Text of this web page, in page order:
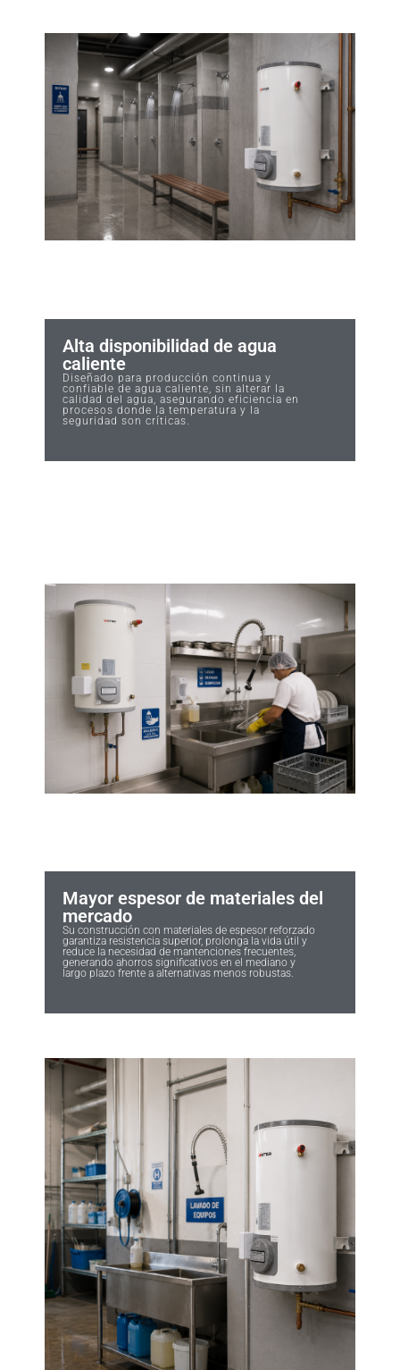
Alta disponibilidad de agua
caliente
Diseñado para producción continua y
confiable de agua caliente, sin alterar la
calidad del agua, asegurando eficiencia en
procesos donde la temperatura y la
seguridad son críticas.
Mayor espesor de materiales del
mercado
Su construcción con materiales de espesor reforzado
garantiza resistencia superior, prolonga la vida útil y
reduce la necesidad de mantenciones frecuentes,
generando ahorros significativos en el mediano y
largo plazo frente a alternativas menos robustas.